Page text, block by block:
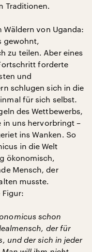
Traditionen.
Wäldern von Uganda:
gewohnt,
zu teilen. Aber eines
forderte
und
schlugen sich in die
für sich selbst.
des Wettbewerbs,
in uns hervorbringt –
ins Wanken. So
in die Welt
ökonomisch,
Mensch, der
musste.
Figur:
schon
der für
und der sich in jeder